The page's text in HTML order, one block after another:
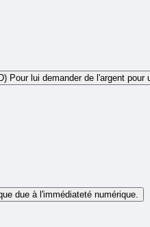
D) Pour lui demander de l'argent pour
due à l'immédiateté numérique.